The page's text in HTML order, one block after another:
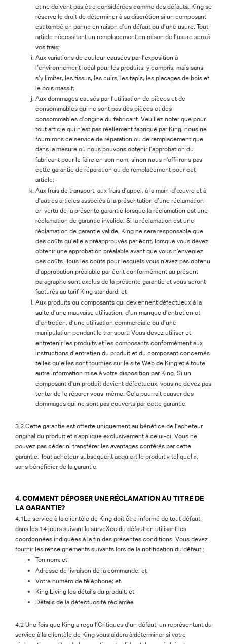
et ne doivent pas être considérées comme des défauts. King se
réserve le droit de déterminer à sa discrétion si un composant
est tombé en panne en raison d’un défaut ou d’une usure. Tout
article nécessitant un remplacement en raison de l’usure sera à
vos frais;
Aux variations de couleur causées par l’exposition à
l’environnement local pour les produits, y compris, mais sans
s’y limiter, les tissus, les cuirs, les tapis, les placages de bois et
le bois massif;
Aux dommages causés par l’utilisation de pièces et de
consommables qui ne sont pas des pièces et des
consommables d’origine du fabricant. Veuillez noter que pour
tout article qui n’est pas réellement fabriqué par King, nous ne
fournirons ce service de réparation ou de remplacement que
dans la mesure où nous pouvons obtenir l’approbation du
fabricant pour le faire en son nom, sinon nous n’offrirons pas
cette garantie de réparation ou de remplacement pour cet
article;
Aux frais de transport, aux frais d’appel, à la main-d’œuvre et à
d’autres articles associés à la présentation d’une réclamation
en vertu de la présente garantie lorsque la réclamation est une
réclamation de garantie invalide. Si la réclamation est une
réclamation de garantie valide, King ne sera responsable que
des coûts qu’elle a préapprouvés par écrit, lorsque vous devez
obtenir une approbation préalable avant que vous n’enveniez
ces coûts. Tous les coûts pour lesquels vous n’avez pas obtenu
d’approbation préalable par écrit conformément au présent
paragraphe sont exclus de la présente garantie et vous seront
facturés au tarif King standard; et
Aux produits ou composants qui deviennent défectueux à la
suite d’une mauvaise utilisation, d’un manque d’entretien et
d’entretien, d’une utilisation commerciale ou d’une
manipulation pendant le transport. Vous devez utiliser et
entretenir les produits et les composants conformément aux
instructions d’entretien du produit et du composant concernés
telles qu’elles sont fournies sur le site Web de King et à toute
autre information mise à votre disposition par King. Si un
composant d’un produit devient défectueux, vous ne devez pas
tenter de le réparer vous-même. Cela pourrait causer des
dommages qui ne sont pas couverts par cette garantie.
3.2 Cette garantie est offerte uniquement au bénéfice de l’acheteur
original du produit et s’applique exclusivement à celui-ci. Vous ne
pouvez pas céder ni transférer les avantages conférés par cette
garantie. Tout acheteur subséquent acquiert le produit « tel quel »,
sans bénéficier de la garantie.
4. COMMENT DÉPOSER UNE RÉCLAMATION AU TITRE DE
LA GARANTIE?
4.1Le service à la clientèle de King doit être informé de tout défaut
dans les 14 jours suivant la surveXce du défaut en utilisant les
coordonnées indiquées à la fin des présentes conditions. Vous devez
fournir les renseignements suivants lors de la notification du défaut :
Ton nom; et
Adresse de livraison de la commande; et
Votre numéro de téléphone; et
King Living les détails du produit; et
Détails de la défectuosité réclamée
4.2 Une fois que King a reçu l’Critiques d’un défaut, un représentant du
service à la clientèle de King vous aidera à déterminer si votre